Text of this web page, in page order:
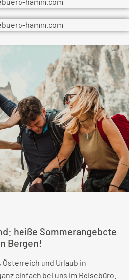
heiße Sommerangebote
Bergen!
und Urlaub in
einfach bei uns im Reisebüro.